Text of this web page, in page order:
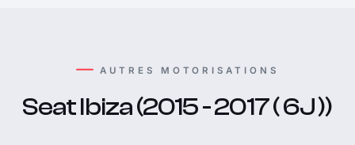
AUTRES MOTORISATIONS
Seat Ibiza (2015 - 2017 ( 6J ))